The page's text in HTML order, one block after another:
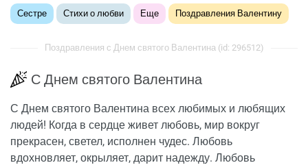
Сестре Стихи о любви Еще Поздравления Валентину
Поздравления с Днем святого Валентина (id: 296512)
С Днем святого Валентина
С Днем святого Валентина всех любимых и любящих
людей! Когда в сердце живет любовь, мир вокруг
прекрасен, светел, исполнен чудес. Любовь
вдохновляет, окрыляет, дарит надежду. Любовь